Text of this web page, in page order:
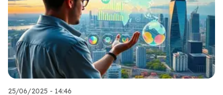
25/06/2025 - 14:46